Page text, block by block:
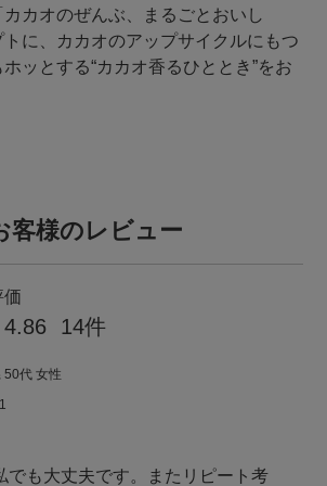
カオのぜんぶ、まるごとおいし
トに、カカオのアップサイクルにもつ
ッとする“カカオ香るひととき”をお
客様のレビュー
4.86 14
50代 女性
でも大丈夫です。またリピート考